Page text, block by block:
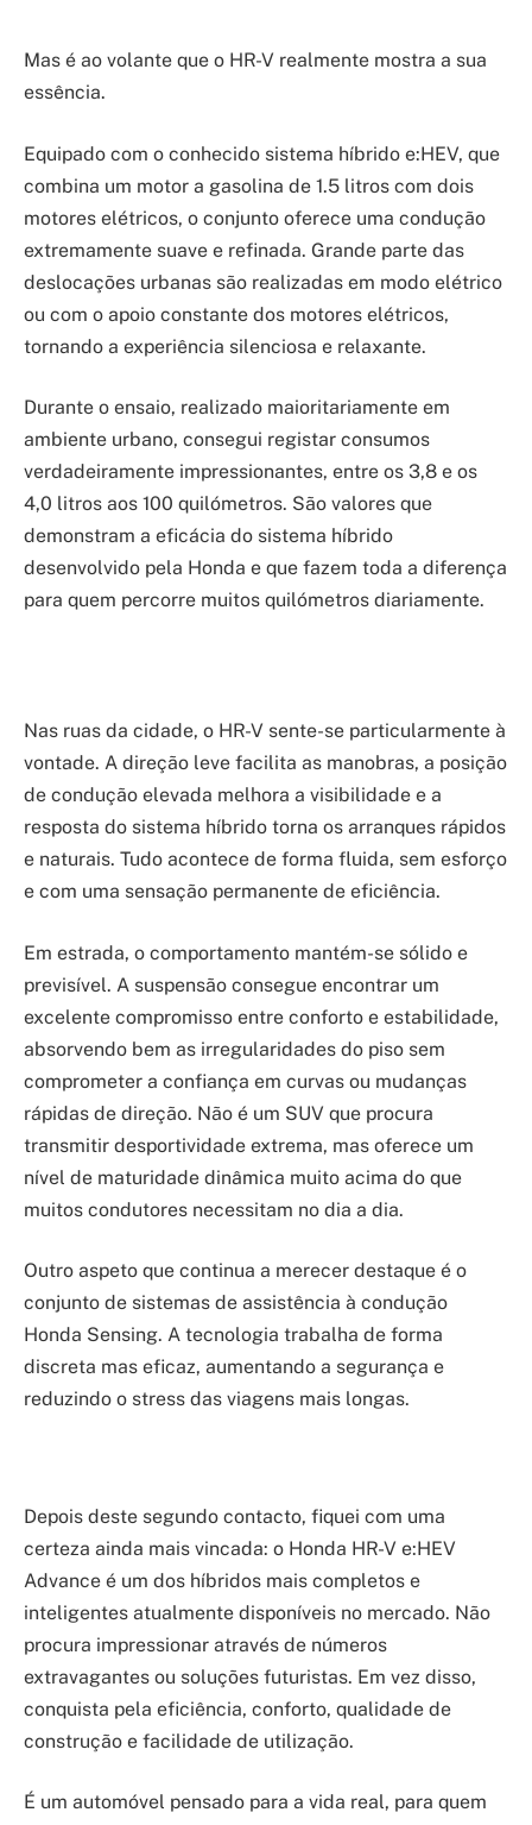
Mas é ao volante que o HR-V realmente mostra a sua
essência.
Equipado com o conhecido sistema híbrido e:HEV, que
combina um motor a gasolina de 1.5 litros com dois
motores elétricos, o conjunto oferece uma condução
extremamente suave e refinada. Grande parte das
deslocações urbanas são realizadas em modo elétrico
ou com o apoio constante dos motores elétricos,
tornando a experiência silenciosa e relaxante.
Durante o ensaio, realizado maioritariamente em
ambiente urbano, consegui registar consumos
verdadeiramente impressionantes, entre os 3,8 e os
4,0 litros aos 100 quilómetros. São valores que
demonstram a eficácia do sistema híbrido
desenvolvido pela Honda e que fazem toda a diferença
para quem percorre muitos quilómetros diariamente.
Nas ruas da cidade, o HR-V sente-se particularmente à
vontade. A direção leve facilita as manobras, a posição
de condução elevada melhora a visibilidade e a
resposta do sistema híbrido torna os arranques rápidos
e naturais. Tudo acontece de forma fluida, sem esforço
e com uma sensação permanente de eficiência.
Em estrada, o comportamento mantém-se sólido e
previsível. A suspensão consegue encontrar um
excelente compromisso entre conforto e estabilidade,
absorvendo bem as irregularidades do piso sem
comprometer a confiança em curvas ou mudanças
rápidas de direção. Não é um SUV que procura
transmitir desportividade extrema, mas oferece um
nível de maturidade dinâmica muito acima do que
muitos condutores necessitam no dia a dia.
Outro aspeto que continua a merecer destaque é o
conjunto de sistemas de assistência à condução
Honda Sensing. A tecnologia trabalha de forma
discreta mas eficaz, aumentando a segurança e
reduzindo o stress das viagens mais longas.
Depois deste segundo contacto, fiquei com uma
certeza ainda mais vincada: o Honda HR-V e:HEV
Advance é um dos híbridos mais completos e
inteligentes atualmente disponíveis no mercado. Não
procura impressionar através de números
extravagantes ou soluções futuristas. Em vez disso,
conquista pela eficiência, conforto, qualidade de
construção e facilidade de utilização.
É um automóvel pensado para a vida real, para quem